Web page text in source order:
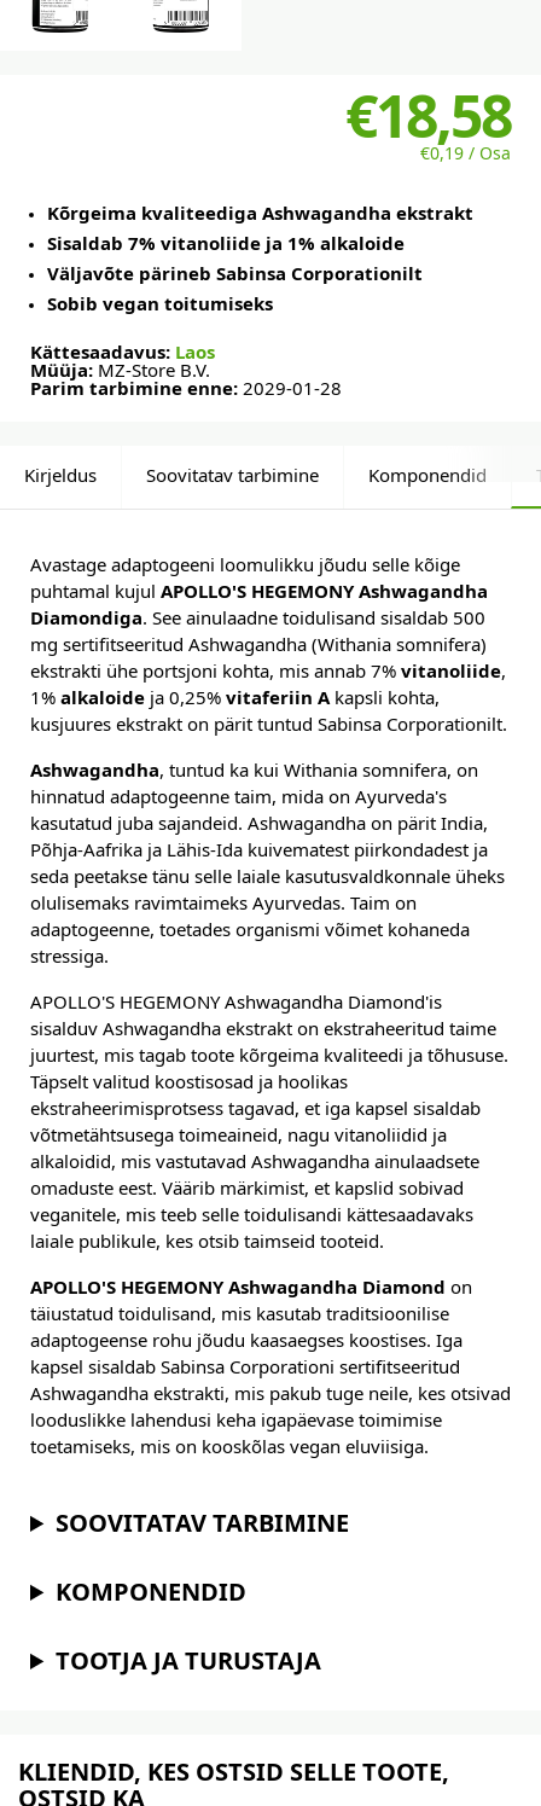
€18,58
€0,19 / Osa
Kõrgeima kvaliteediga Ashwagandha ekstrakt
Sisaldab 7% vitanoliide ja 1% alkaloide
Väljavõte pärineb Sabinsa Corporationilt
Sobib vegan toitumiseks
Kättesaadavus: Laos
Müüja: MZ-Store B.V.
Parim tarbimine enne: 2029-01-28
Kirjeldus Soovitatav tarbimine Komponendid
Avastage adaptogeeni loomulikku jõudu selle kõige
puhtamal kujul APOLLO'S HEGEMONY Ashwagandha
Diamondiga . See ainulaadne toidulisand sisaldab 500
mg sertifitseeritud Ashwagandha (Withania somnifera)
ekstrakti ühe portsjoni kohta, mis annab 7% vitanoliide
1% alkaloide ja 0,25% vitaferiin A kapsli kohta,
kusjuures ekstrakt on pärit tuntud Sabinsa Corporationilt.
Ashwagandha , tuntud ka kui Withania somnifera, on
hinnatud adaptogeenne taim, mida on Ayurveda's
kasutatud juba sajandeid. Ashwagandha on pärit India,
Põhja-Aafrika ja Lähis-Ida kuivematest piirkondadest ja
seda peetakse tänu selle laiale kasutusvaldkonnale üheks
olulisemaks ravimtaimeks Ayurvedas. Taim on
adaptogeenne, toetades organismi võimet kohaneda
stressiga.
APOLLO'S HEGEMONY Ashwagandha Diamond'is
sisalduv Ashwagandha ekstrakt on ekstraheeritud taime
juurtest, mis tagab toote kõrgeima kvaliteedi ja tõhususe.
Täpselt valitud koostisosad ja hoolikas
ekstraheerimisprotsess tagavad, et iga kapsel sisaldab
võtmetähtsusega toimeaineid, nagu vitanoliidid ja
alkaloidid, mis vastutavad Ashwagandha ainulaadsete
omaduste eest. Väärib märkimist, et kapslid sobivad
veganitele, mis teeb selle toidulisandi kättesaadavaks
laiale publikule, kes otsib taimseid tooteid.
APOLLO'S HEGEMONY Ashwagandha Diamond on
täiustatud toidulisand, mis kasutab traditsioonilise
adaptogeense rohu jõudu kaasaegses koostises. Iga
kapsel sisaldab Sabinsa Corporationi sertifitseeritud
Ashwagandha ekstrakti, mis pakub tuge neile, kes otsivad
looduslikke lahendusi keha igapäevase toimimise
toetamiseks, mis on kooskõlas vegan eluviisiga.
SOOVITATAV TARBIMINE
KOMPONENDID
TOOTJA JA TURUSTAJA
KLIENDID, KES OSTSID SELLE TOOTE,
OSTSID KA